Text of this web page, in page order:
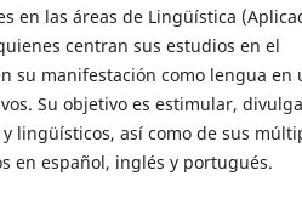
en las áreas de Lingüística
centran sus estudios en el
su manifestación como lengua en
Su objetivo es estimular,
lingüísticos, así como de sus
en español, inglés y portugués.